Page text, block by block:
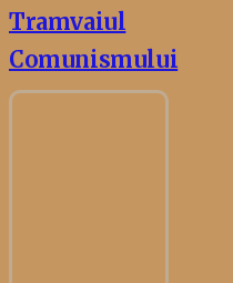
Tramvaiul
Comunismului